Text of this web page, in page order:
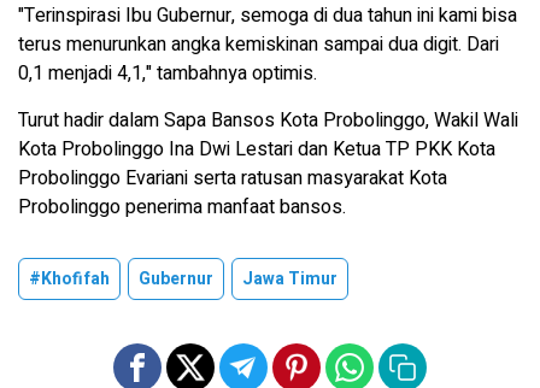
"Terinspirasi Ibu Gubernur, semoga di dua tahun ini kami bisa
terus menurunkan angka kemiskinan sampai dua digit. Dari
0,1 menjadi 4,1," tambahnya optimis.
Turut hadir dalam Sapa Bansos Kota Probolinggo, Wakil Wali
Kota Probolinggo Ina Dwi Lestari dan Ketua TP PKK Kota
Probolinggo Evariani serta ratusan masyarakat Kota
Probolinggo penerima manfaat bansos.
#Khofifah Gubernur Jawa Timur